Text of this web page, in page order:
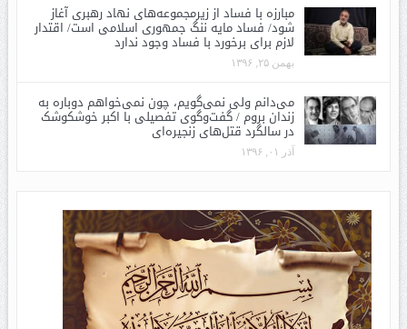
مبارزه با فساد از زیرمجموعه‌های نهاد رهبری آغاز
شود/ فساد مایه ننگ جمهوری اسلامی است/ اقتدار
لازم برای برخورد با فساد وجود ندارد
بهمن ۲۵, ۱۳۹۶
می‌دانم ولی نمی‌گویم، چون نمی‌خواهم دوباره به
زندان بروم / گفت‌وگوی تفصیلی با اکبر خوشکوشک
در سالگرد قتل‌های زنجیره‌ای
آذر ۰۱, ۱۳۹۶